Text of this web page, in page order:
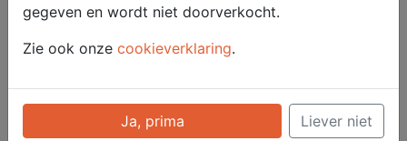
51300
Categorie
Saté/ Barbecue - Saté en
Spiezen
gegeven en wordt niet doorverkocht.
Zie ook onze cookieverklaring.
Ja, prima Liever niet